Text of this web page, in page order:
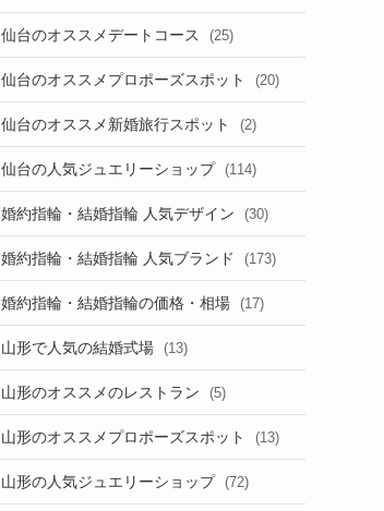
仙台のオススメデートコース (25)
仙台のオススメプロポーズスポット (20)
仙台のオススメ新婚旅行スポット (2)
仙台の人気ジュエリーショップ (114)
婚約指輪・結婚指輪 人気デザイン (30)
婚約指輪・結婚指輪 人気ブランド (173)
婚約指輪・結婚指輪の価格・相場 (17)
山形で人気の結婚式場 (13)
山形のオススメのレストラン (5)
山形のオススメプロポーズスポット (13)
山形の人気ジュエリーショップ (72)